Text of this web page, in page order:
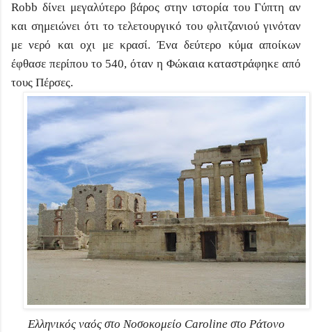
Robb δίνει μεγαλύτερο βάρος στην ιστορία του Γύπτη αν
και σημειώνει ότι το τελετουργικό του φλιτζανιού γινόταν
με νερό και οχι με κρασί. Ένα δεύτερο κύμα αποίκων
έφθασε περίπου το 540, όταν η Φώκαια καταστράφηκε από
τους Πέρσες.
Ελληνικός ναός στο Νοσοκομείο Caroline στο Ράτονο